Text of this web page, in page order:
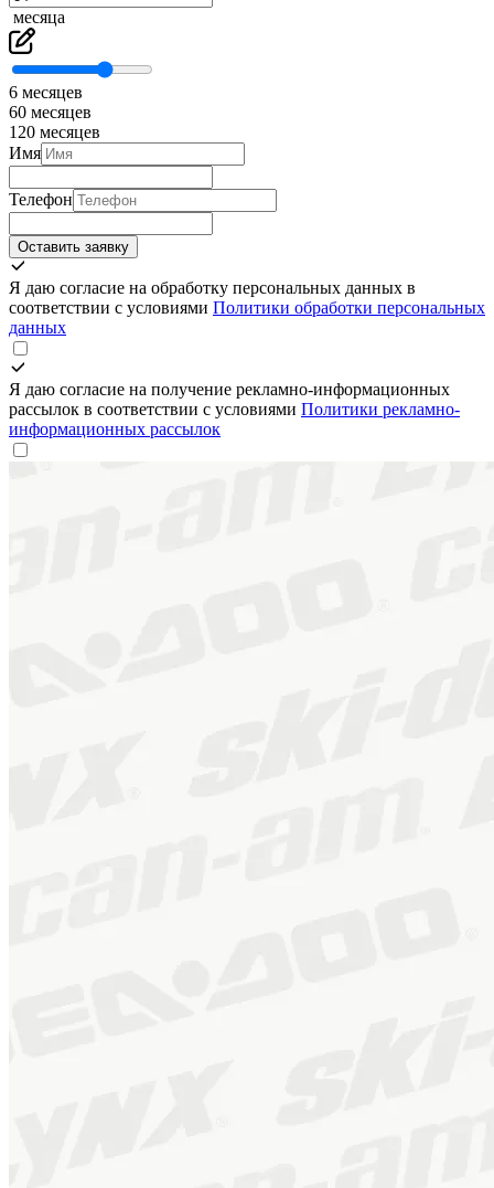
месяца
6 месяцев
60 месяцев
120 месяцев
Имя
Телефон
Оставить заявку
Я даю согласие на обработку персональных данных в
соответствии с условиями Политики обработки персональных
данных
Я даю согласие на получение рекламно-информационных
рассылок в соответствии с условиями Политики рекламно-
информационных рассылок